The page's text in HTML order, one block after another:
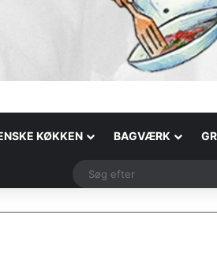
KØKKEN BAGVÆRK